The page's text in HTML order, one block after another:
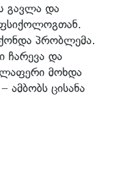
გავლა და
ფსიქოლოგთან.
პრობლემა.
ჩარევა და
მოხდა
ცისანა